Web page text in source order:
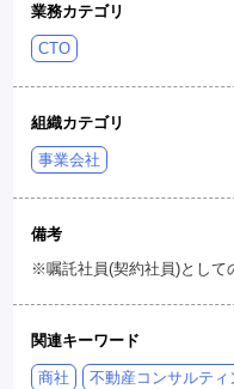
業務カテゴリ
CTO
組織カテゴリ
事業会社
備考
※嘱託社員(契約社員)として
関連キーワード
商社 不動産コンサルティ